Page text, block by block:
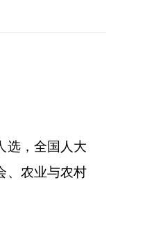
选，全国人大
、农业与农村